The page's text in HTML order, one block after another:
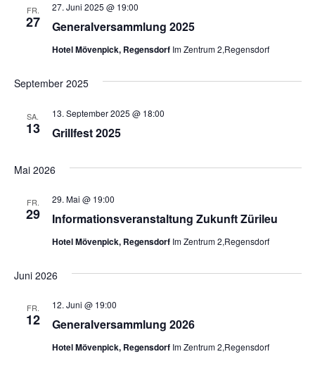
FR.
27 Generalversammlung 2025
27. Juni 2025 @ 19:00
Hotel Mövenpick, Regensdorf Im Zentrum 2,Regensdorf
September 2025
SA.
13 Grillfest 2025
13. September 2025 @ 18:00
Mai 2026
FR.
29 Informationsveranstaltung Zukunft Zürileu
29. Mai @ 19:00
Hotel Mövenpick, Regensdorf Im Zentrum 2,Regensdorf
Juni 2026
FR.
12 Generalversammlung 2026
12. Juni @ 19:00
Hotel Mövenpick, Regensdorf Im Zentrum 2,Regensdorf